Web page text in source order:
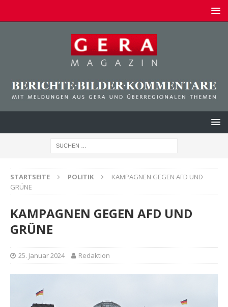
STARTSEITE POLITIK
KAMPAGNEN GEGEN AFD UND
GRÜNE
KAMPAGNEN GEGEN AFD UND
GRÜNE
25. Januar 2024 Redaktion